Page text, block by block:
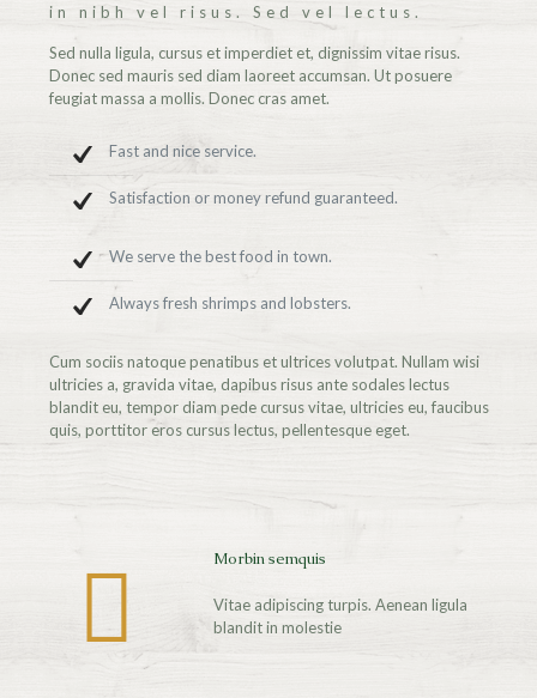
in nibh vel risus. Sed vel lectus.
Sed nulla ligula, cursus et imperdiet et, dignissim vitae risus.
Donec sed mauris sed diam laoreet accumsan. Ut posuere
feugiat massa a mollis. Donec cras amet.
Fast and nice service.
Satisfaction or money refund guaranteed.
We serve the best food in town.
Always fresh shrimps and lobsters.
Cum sociis natoque penatibus et ultrices volutpat. Nullam wisi
ultricies a, gravida vitae, dapibus risus ante sodales lectus
blandit eu, tempor diam pede cursus vitae, ultricies eu, faucibus
quis, porttitor eros cursus lectus, pellentesque eget.
Morbin semquis
Vitae adipiscing turpis. Aenean ligula
blandit in molestie